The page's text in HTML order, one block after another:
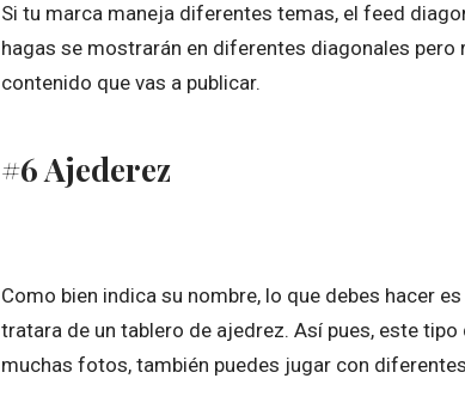
Si tu marca maneja diferentes temas, el feed
hagas se mostrarán en diferentes diagonales
contenido que vas a publicar.
#6 Ajederez
Como bien indica su nombre, lo que debes hacer
tratara de un tablero de ajedrez. Así pues, este
muchas fotos, también puedes jugar con